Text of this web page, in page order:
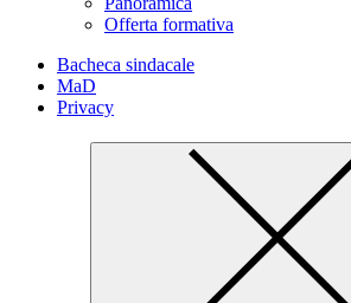
Offerta formativa
Bacheca sindacale
MaD
Privacy